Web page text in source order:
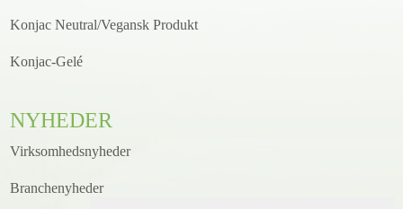
Konjac Neutral/Vegansk Produkt
Konjac-Gelé
NYHEDER
Virksomhedsnyheder
Branchenyheder